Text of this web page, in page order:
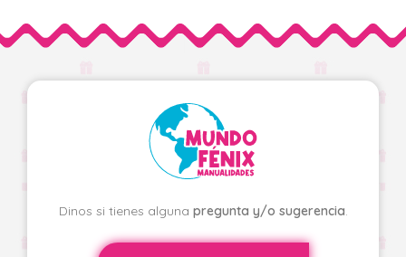
Dinos si tienes alguna pregunta y/o sugerencia.